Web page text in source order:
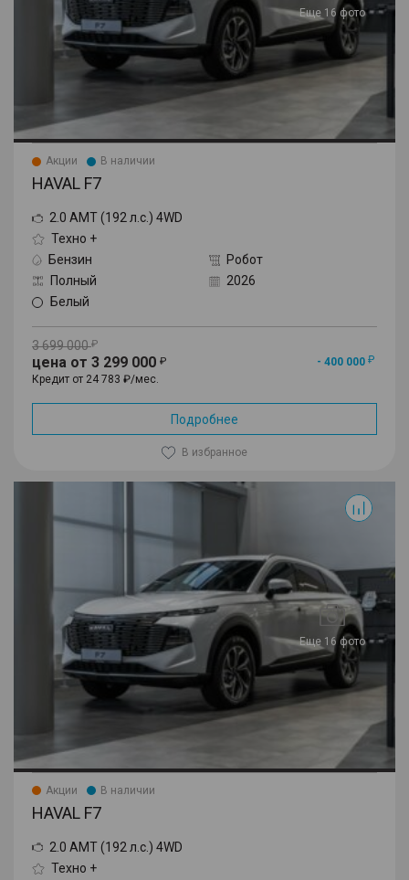
Еще 16 фото
Акции В наличии
HAVAL F7
2.0 AMT (192 л.с.) 4WD
Техно +
Бензин
Робот
Полный
2026
Белый
3 699 000
цена от 3 299 000
- 400 000
Кредит от 24 783 ₽/мес.
Подробнее
В избранное
Еще 16 фото
Акции В наличии
HAVAL F7
2.0 AMT (192 л.с.) 4WD
Техно +